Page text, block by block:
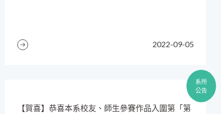
2022-09-05
系所
公告
​【賀喜】恭喜本系校友、師生參賽作品入圍第「第